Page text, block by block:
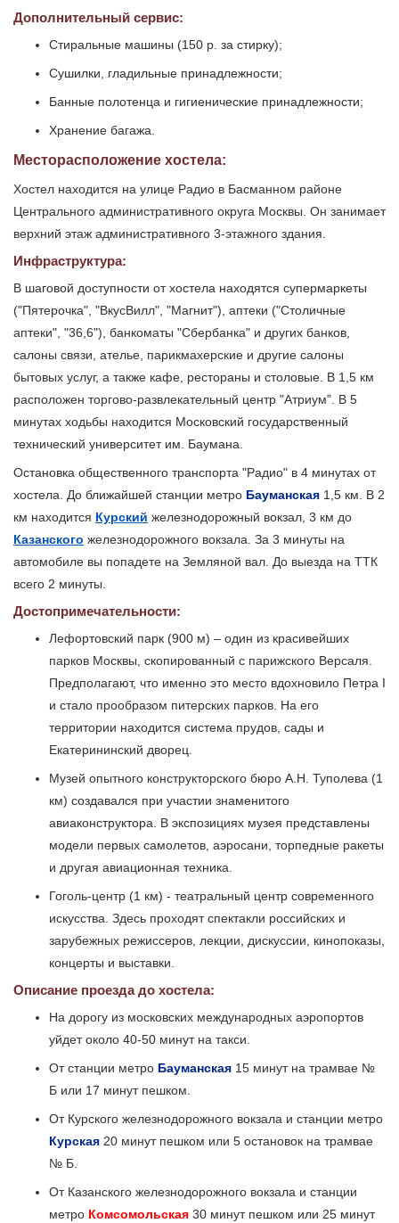
Дополнительный сервис:
Стиральные машины (150 р. за стирку);
Сушилки, гладильные принадлежности;
Банные полотенца и гигиенические принадлежности;
Хранение багажа.
Месторасположение хостела:
Хостел находится на улице Радио в Басманном районе
Центрального административного округа Москвы. Он занимает
верхний этаж административного 3-этажного здания.
Инфраструктура:
В шаговой доступности от хостела находятся супермаркеты
("Пятерочка", "ВкусВилл", "Магнит"), аптеки ("Столичные
аптеки", "36,6"), банкоматы "Сбербанка" и других банков,
салоны связи, ателье, парикмахерские и другие салоны
бытовых услуг, а также кафе, рестораны и столовые. В 1,5 км
расположен торгово-развлекательный центр "Атриум". В 5
минутах ходьбы находится Московский государственный
технический университет им. Баумана.
Остановка общественного транспорта "Радио" в 4 минутах от
хостела. До ближайшей станции метро Бауманская 1,5 км. В 2
км находится Курский железнодорожный вокзал, 3 км до
Казанского железнодорожного вокзала. За 3 минуты на
автомобиле вы попадете на Земляной вал. До выезда на ТТК
всего 2 минуты.
Достопримечательности:
Лефортовский парк (900 м) – один из красивейших
парков Москвы, скопированный с парижского Версаля.
Предполагают, что именно это место вдохновило Петра I
и стало прообразом питерских парков. На его
территории находится система прудов, сады и
Екатерининский дворец.
Музей опытного конструкторского бюро А.Н. Туполева (1
км) создавался при участии знаменитого
авиаконструктора. В экспозициях музея представлены
модели первых самолетов, аэросани, торпедные ракеты
и другая авиационная техника.
Гоголь-центр (1 км) - театральный центр современного
искусства. Здесь проходят спектакли российских и
зарубежных режиссеров, лекции, дискуссии, кинопоказы,
концерты и выставки.
Описание проезда до хостела:
На дорогу из московских международных аэропортов
уйдет около 40-50 минут на такси.
От станции метро Бауманская 15 минут на трамвае №
Б или 17 минут пешком.
От Курского железнодорожного вокзала и станции метро
Курская 20 минут пешком или 5 остановок на трамвае
№ Б.
От Казанского железнодорожного вокзала и станции
метро Комсомольская 30 минут пешком или 25 минут